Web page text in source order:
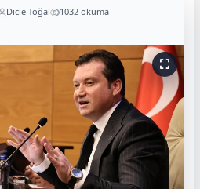
Dicle Toğal 1032 okuma